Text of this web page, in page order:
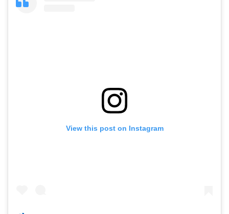
View this post on Instagram